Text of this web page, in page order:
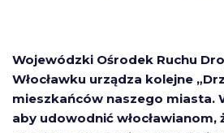
Wojewódzki Ośrodek Ruchu
Włocławku urządza kolejne
mieszkańców naszego miasta.
aby udowodnić włocławianom,